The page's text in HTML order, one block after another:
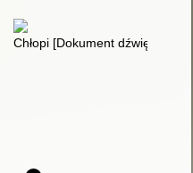
Chłopi [Dokument dźwiękowy]